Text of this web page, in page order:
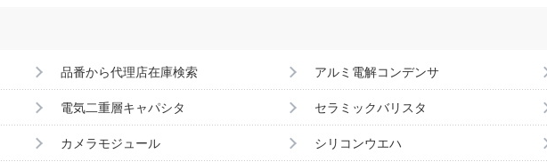
品番から代理店在庫検索 アルミ電解コンデンサ
電気二重層キャパシタ セラミックバリスタ
カメラモジュール シリコンウエハ